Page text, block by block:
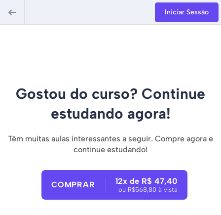
Iniciar Sessão
Gostou do curso? Continue
estudando agora!
Têm muitas aulas interessantes a seguir. Compre agora e
continue estudando!
COMPRAR 12x de R$ 47,40
ou R$568,80 à vista